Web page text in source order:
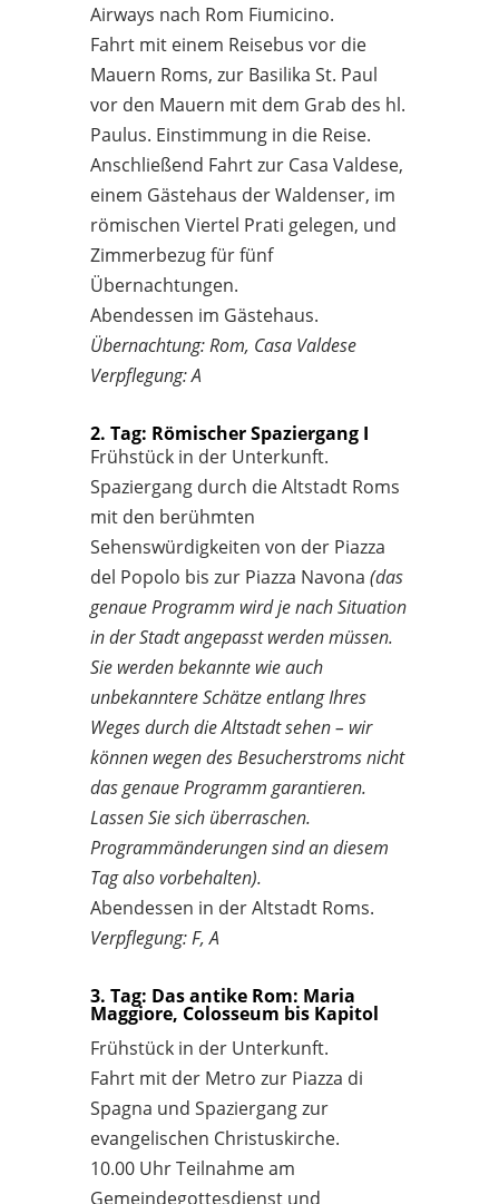
Airways nach Rom Fiumicino.
Fahrt mit einem Reisebus vor die
Mauern Roms, zur Basilika St. Paul
vor den Mauern mit dem Grab des hl.
Paulus. Einstimmung in die Reise.
Anschließend Fahrt zur Casa Valdese,
einem Gästehaus der Waldenser, im
römischen Viertel Prati gelegen, und
Zimmerbezug für fünf
Übernachtungen.
Abendessen im Gästehaus.
Übernachtung: Rom, Casa Valdese
Verpflegung: A
2. Tag: Römischer Spaziergang I
Frühstück in der Unterkunft.
Spaziergang durch die Altstadt Roms
mit den berühmten
Sehenswürdigkeiten von der Piazza
del Popolo bis zur Piazza Navona (das
genaue Programm wird je nach Situation
in der Stadt angepasst werden müssen.
Sie werden bekannte wie auch
unbekanntere Schätze entlang Ihres
Weges durch die Altstadt sehen – wir
können wegen des Besucherstroms nicht
das genaue Programm garantieren.
Lassen Sie sich überraschen.
Programmänderungen sind an diesem
Tag also vorbehalten).
Abendessen in der Altstadt Roms.
Verpflegung: F, A
3. Tag: Das antike Rom: Maria
Maggiore, Colosseum bis Kapitol
Frühstück in der Unterkunft.
Fahrt mit der Metro zur Piazza di
Spagna und Spaziergang zur
evangelischen Christuskirche.
10.00 Uhr Teilnahme am
Gemeindegottesdienst und